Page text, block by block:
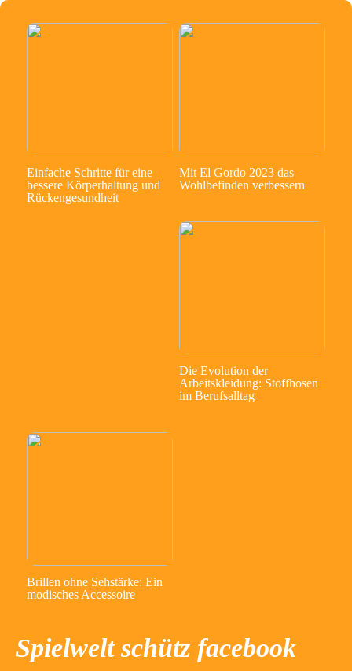
Einfache Schritte für eine
bessere Körperhaltung und
Rückengesundheit
Mit El Gordo 2023 das
Wohlbefinden verbessern
Die Evolution der
Arbeitskleidung: Stoffhosen
im Berufsalltag
Brillen ohne Sehstärke: Ein
modisches Accessoire
Spielwelt schütz facebook